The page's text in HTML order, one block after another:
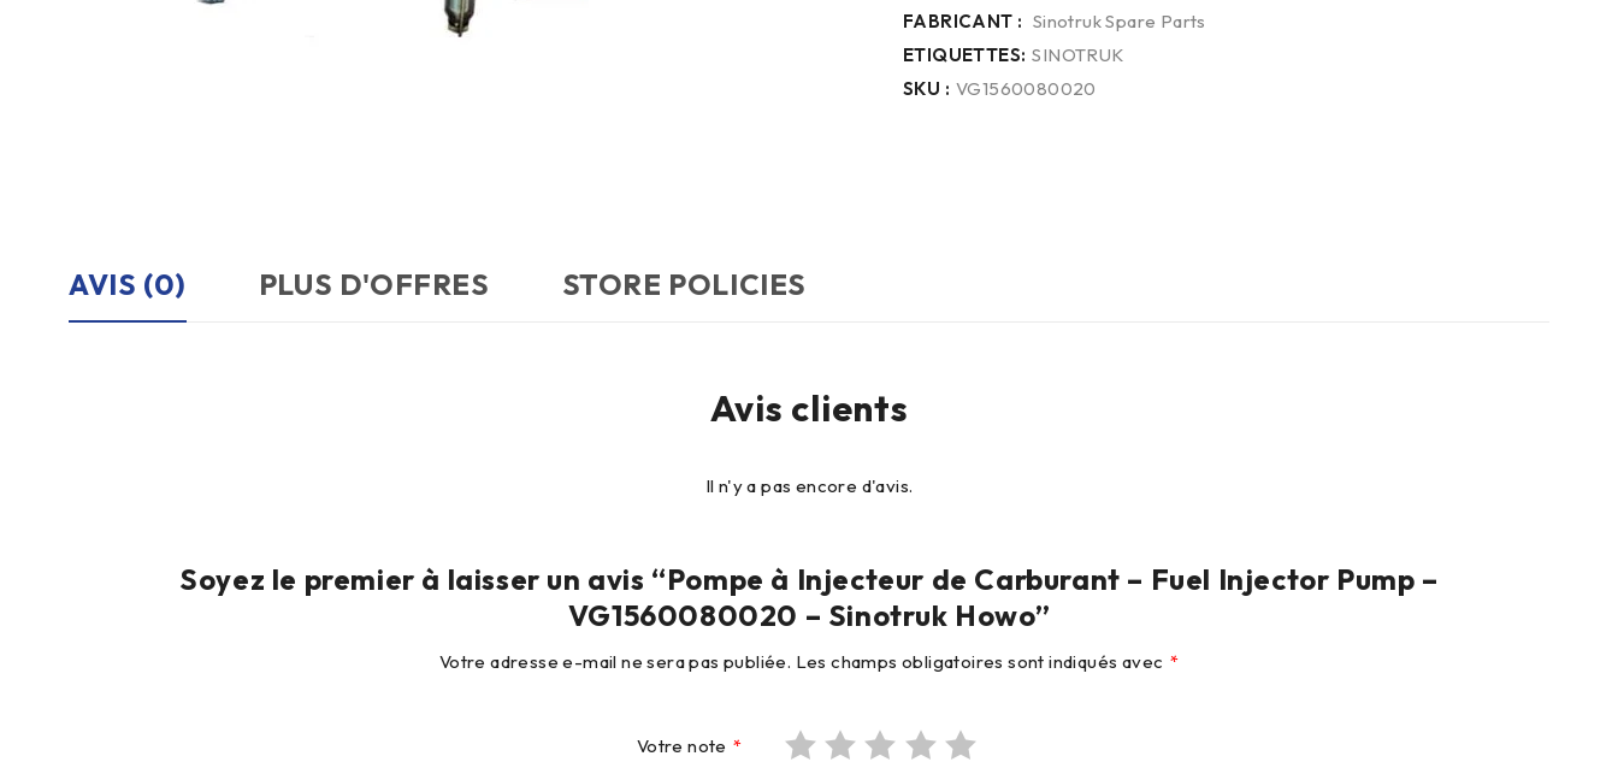
FABRICANT : Sinotruk Spare Parts
ETIQUETTES: SINOTRUK
SKU : VG1560080020
AVIS (0) PLUS D'OFFRES STORE POLICIES
Avis clients
Il n'y a pas encore d'avis.
Soyez le premier à laisser un avis “Pompe à Injecteur de Carburant – Fuel Injector Pump –
VG1560080020 – Sinotruk Howo”
Votre adresse e-mail ne sera pas publiée. Les champs obligatoires sont indiqués avec *
Votre note *